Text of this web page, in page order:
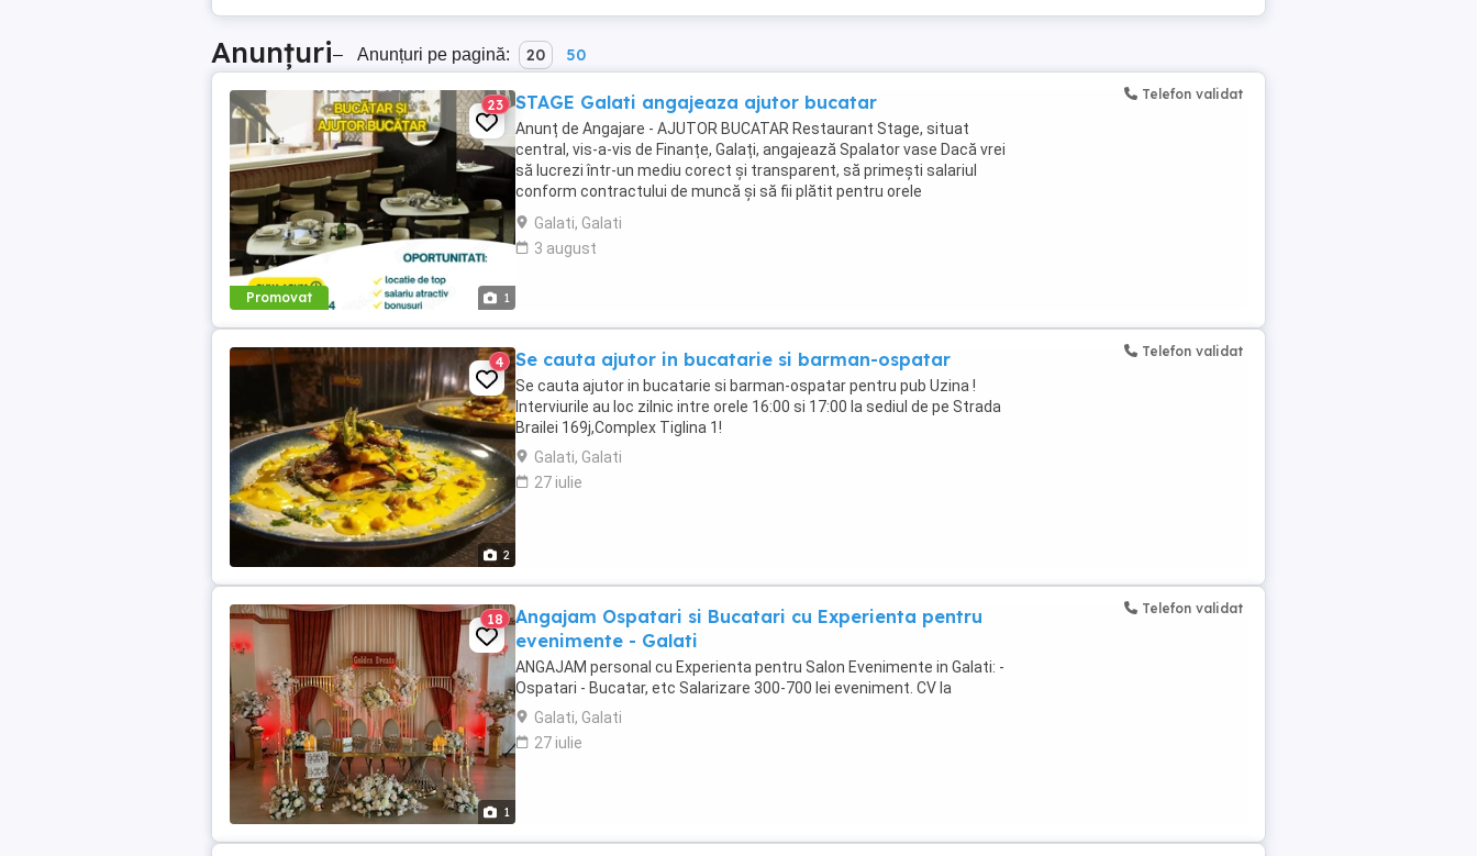
Anunțuri– Anunțuri pe pagină: 20 50
Promovat 1
23 STAGE Galati angajeaza ajutor bucatar
Anunț de Angajare - AJUTOR BUCATAR Restaurant Stage, situat
central, vis-a-vis de Finanțe, Galați, angajează Spalator vase Dacă vrei
să lucrezi într-un mediu corect și transparent, să primești salariul
conform contractului de muncă și să fii plătit pentru orele
suplimentare, te invităm să ni te alături! Ce ...
Galati, Galati
3 august
Telefon validat
2
4 Se cauta ajutor in bucatarie si barman-ospatar
Se cauta ajutor in bucatarie si barman-ospatar pentru pub Uzina !
Interviurile au loc zilnic intre orele 16:00 si 17:00 la sediul de pe Strada
Brailei 169j,Complex Tiglina 1!
Galati, Galati
27 iulie
Telefon validat
1
18
Angajam Ospatari si Bucatari cu Experienta pentru
evenimente - Galati
ANGAJAM personal cu Experienta pentru Salon Evenimente in Galati: -
Ospatari - Bucatar, etc Salarizare 300-700 lei eveniment. CV la
Galati, Galati
27 iulie
Telefon validat